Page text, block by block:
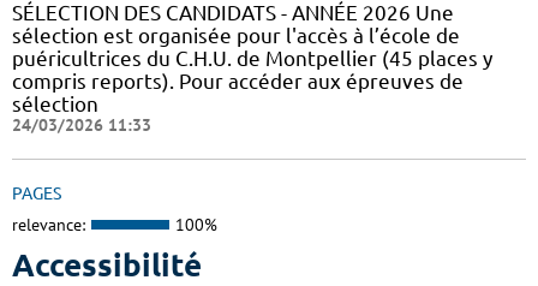
SÉLECTION DES CANDIDATS - ANNÉE 2026 Une
sélection est organisée pour l'accès à l’école de
puéricultrices du C.H.U. de Montpellier (45 places y
compris reports). Pour accéder aux épreuves de
sélection
24/03/2026 11:33
PAGES
relevance: 100%
Accessibilité